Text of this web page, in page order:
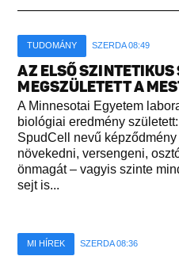
TUDOMÁNY SZERDA 08:49
AZ ELSŐ SZINTETIKUS
MEGSZÜLETETT A
A Minnesotai Egyetem
biológiai eredmény
SpudCell nevű
növekedni, versengeni,
önmagát – vagyis szinte
sejt is...
MI HÍREK SZERDA 08:36